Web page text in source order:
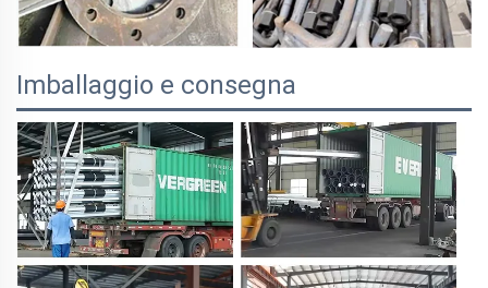
Imballaggio e consegna